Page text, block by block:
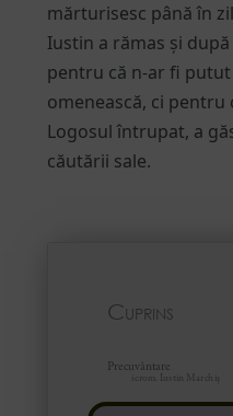
mărturisesc până în
Iustin a rămas și
pentru că n-ar fi
omenească, ci pentru
Logosul întrupat, a
căutării sale.